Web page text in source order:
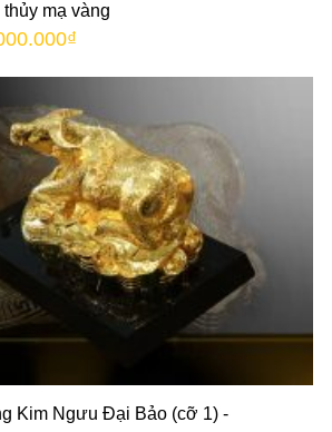
mạ vàng
₫
Kim Ngưu Đại Bảo (cỡ 1) -